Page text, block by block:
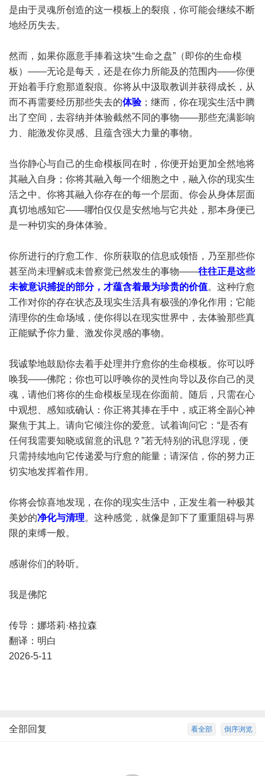
是由于灵魂所创造的这一模板上的裂痕，你可能会继续不断
地经历失去。
然而，如果你愿意手捧着这块“生命之盘”（即你的生命模
板）——无论是每天，还是在你力所能及的范围内——你便
开始着手疗愈那道裂痕。你将从中汲取教训并获得成长，从
而不再需要经历那些失去的体验；继而，你在现实生活中腾
出了空间，去容纳并体验截然不同的事物——那些充满影响
力、能激发你灵感、且蕴含强大力量的事物。
当你静心与自己的生命模板同在时，你便开始更加全然地将
其融入自身；你将其融入每一个细胞之中，融入你的现实生
活之中。你将其融入你存在的每一个层面。你会从身体层面
真切地感知它——哪怕仅仅是安然地与它共处，那本身便已
是一种切实的身体体验。
你所进行的疗愈工作、你所获取的信息或领悟，乃至那些你
甚至尚未理解或未曾察觉已然发生的事物——往往正是这些
未被意识捕捉的部分，才蕴含着最为珍贵的价值。这种疗愈
工作对你的存在状态及现实生活具有极强的净化作用；它能
清理你的生命场域，使你得以在现实世界中，去体验那些真
正能赋予你力量、激发你灵感的事物。
我诚挚地鼓励你去着手处理并疗愈你的生命模板。你可以呼
唤我——佛陀；你也可以呼唤你的灵性向导以及你自己的灵
魂，请他们将你的生命模板呈现在你面前。随后，只需在心
中观想、感知或确认：你正将其捧在手中，或正将全副心神
聚焦于其上。请向它倾注你的爱意。试着询问它：“是否有
任何我需要知晓或留意的讯息？”若无特别的讯息浮现，便
只需持续地向它传递爱与疗愈的能量；请深信，你的努力正
切实地发挥着作用。
你将会惊喜地发现，在你的现实生活中，正发生着一种极其
美妙的净化与清理。这种感觉，就像是卸下了重重阻碍与界
限的束缚一般。
感谢你们的聆听。
我是佛陀
传导：娜塔莉·格拉森
翻译：明白
2026-5-11
倒序浏览
看全部
全部回复